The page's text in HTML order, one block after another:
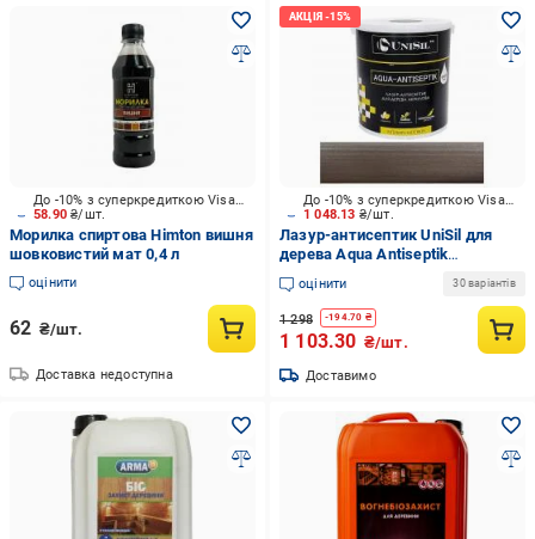
58.90₴/шт.
До -10% з суперкредиткою Visa Вигода
Морилка спиртова Himton вишня
шовковистий мат 0,4 л
оцінити
62 ₴/шт.
Доставка недоступна
1 048.13 ₴/шт.
До -10% з суперкредиткою Visa Вигода
Лазур-антисептик UniSil для
дерева Aqua Antiseptik
палісандр шовковистий глянець
2,5 лоцінити 30 варіантів
1 298 -194.70 ₴
1 103.30 ₴/шт.
Доставимо